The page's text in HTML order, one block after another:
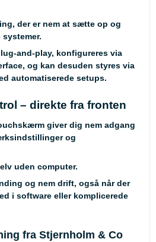
der er nem at sætte op og
and-play, konfigureres via
og kan desuden styres via
automatiserede setups.
– direkte fra fronten
giver dig nem adgang
og
uden computer.
og nem drift, også når der
i software eller komplicerede
fra Stjernholm & Co